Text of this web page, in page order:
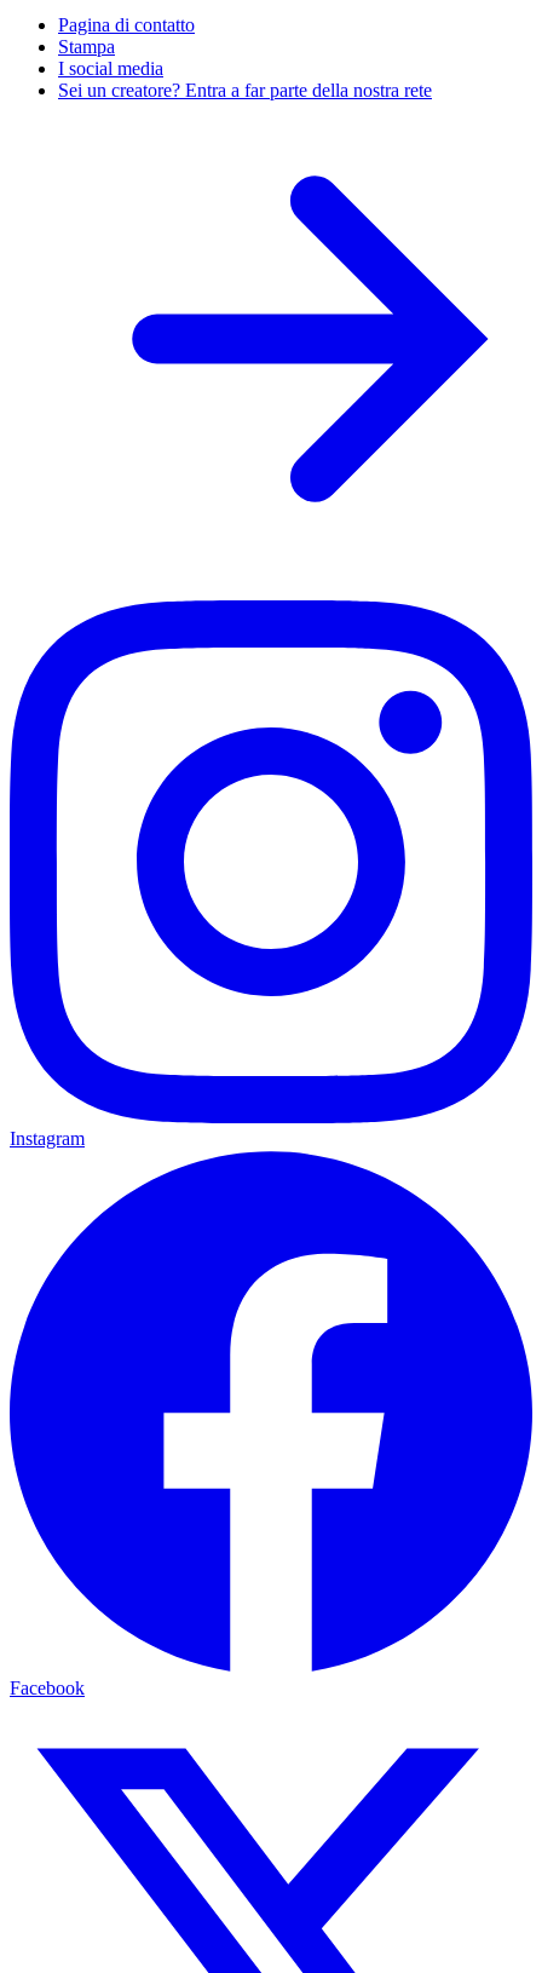
Pagina di contatto
Stampa
I social media
Sei un creatore? Entra a far parte della nostra rete
Instagram
Facebook